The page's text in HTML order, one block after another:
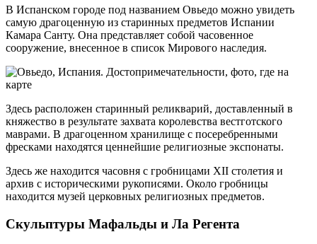
В Испанском городе под названием Овьедо можно увидеть
самую драгоценную из старинных предметов Испании
Камара Санту. Она представляет собой часовенное
сооружение, внесенное в список Мирового наследия.
Здесь расположен старинный реликварий, доставленный в
княжество в результате захвата королевства вестготского
маврами. В драгоценном хранилище с посеребренными
фресками находятся ценнейшие религиозные экспонаты.
Здесь же находится часовня с гробницами XII столетия и
архив с историческими рукописями. Около гробницы
находится музей церковных религиозных предметов.
Скульптуры Мафальды и Ла Регента